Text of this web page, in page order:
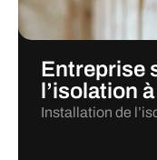
Entreprise
l’isolation
Installation de